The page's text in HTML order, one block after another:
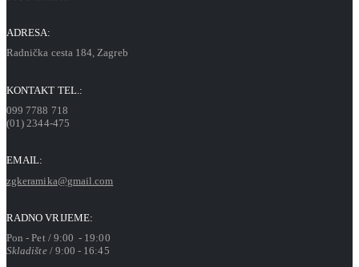
ADRESA:
Radnička cesta 184, Zagreb
KONTAKT TEL.:
099 7788 718
(01) 2344-475
EMAIL:
zgkeramika@gmail.com
RADNO VRIJEME:
Pon - Pet / 9:00 - 19:00
Skladište/ 9:00 - 16:45